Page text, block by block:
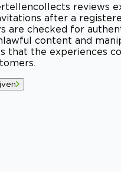
collects reviews
after a
are checked for
content and
that the experiences